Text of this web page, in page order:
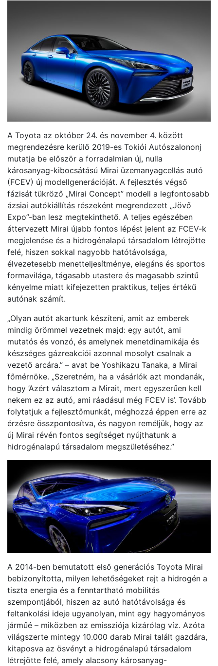
A Toyota az október 24. és november 4. között
megrendezésre kerülő 2019-es Tokiói Autószalononj
mutatja be először a forradalmian új, nulla
károsanyag-kibocsátású Mirai üzemanyagcellás autó
(FCEV) új modellgenerációját. A fejlesztés végső
fázisát tükröző „Mirai Concept” modell a legfontosabb
ázsiai autókiállítás részeként megrendezett „Jövő
Expo”-ban lesz megtekinthető. A teljes egészében
áttervezett Mirai újabb fontos lépést jelent az FCEV-k
megjelenése és a hidrogénalapú társadalom létrejötte
felé, hiszen sokkal nagyobb hatótávolsága,
élvezetesebb menetteljesítménye, elegáns és sportos
formavilága, tágasabb utastere és magasabb szintű
kényelme miatt kifejezetten praktikus, teljes értékű
autónak számít.
„Olyan autót akartunk készíteni, amit az emberek
mindig örömmel vezetnek majd: egy autót, ami
mutatós és vonzó, és amelynek menetdinamikája és
készséges gázreakciói azonnal mosolyt csalnak a
vezető arcára.” – avat be Yoshikazu Tanaka, a Mirai
főmérnöke. „Szeretném, ha a vásárlók azt mondanák,
hogy ’Azért választom a Mirait, mert egyszerűen kell
nekem ez az autó, ami ráadásul még FCEV is’. Tovább
folytatjuk a fejlesztőmunkát, méghozzá éppen erre az
érzésre összpontosítva, és nagyon reméljük, hogy az
új Mirai révén fontos segítséget nyújthatunk a
hidrogénalapú társadalom megszületéséhez.”
A 2014-ben bemutatott első generációs Toyota Mirai
bebizonyította, milyen lehetőségeket rejt a hidrogén a
tiszta energia és a fenntartható mobilitás
szempontjából, hiszen az autó hatótávolsága és
feltankolási ideje ugyanolyan, mint egy hagyományos
járműé – miközben az emissziója kizárólag víz. Azóta
világszerte mintegy 10.000 darab Mirai talált gazdára,
kitaposva az ösvényt a hidrogénalapú társadalom
létrejötte felé, amely alacsony károsanyag-